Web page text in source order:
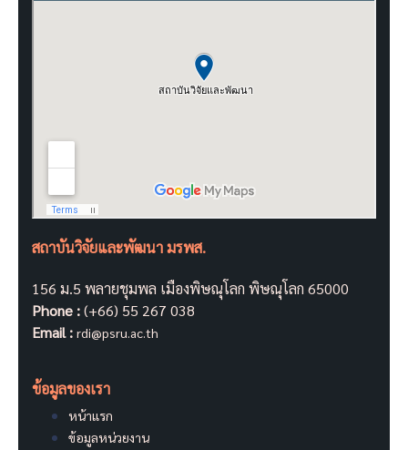
สถาบันวิจัยและพัฒนา มรพส.
156 ม.5 พลายชุมพล เมืองพิษณุโลก พิษณุโลก 65000
Phone :(+66) 55 267 038
Email : rdi@psru.ac.th
ข้อมูลของเรา
หน้าแรก
ข้อมูลหน่วยงาน